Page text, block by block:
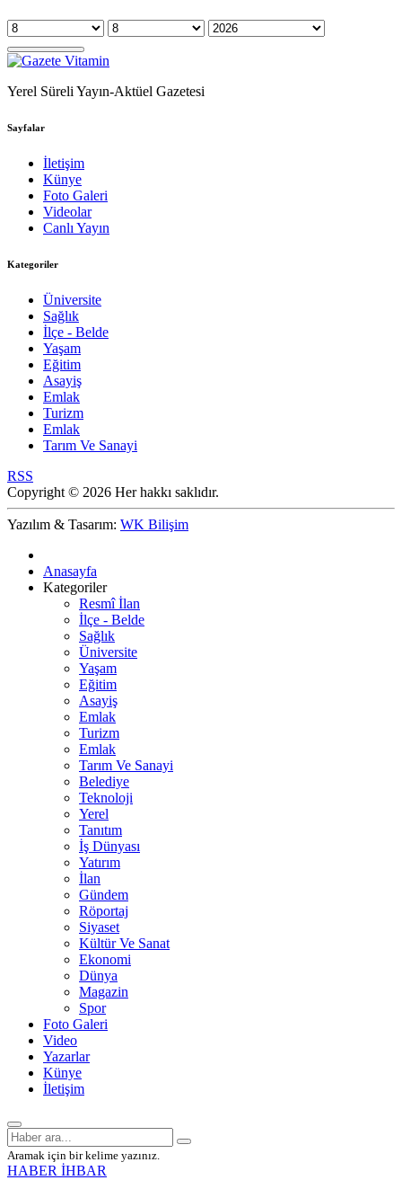
Yerel Süreli Yayın-Aktüel Gazetesi
Sayfalar
İletişim
Künye
Foto Galeri
Videolar
Canlı Yayın
Kategoriler
Üniversite
Sağlık
İlçe - Belde
Yaşam
Eğitim
Asayiş
Emlak
Turizm
Emlak
Tarım Ve Sanayi
RSS
Copyright © 2026 Her hakkı saklıdır.
Yazılım & Tasarım: WK Bilişim
Anasayfa
Kategoriler
Resmî İlan
İlçe - Belde
Sağlık
Üniversite
Yaşam
Eğitim
Asayiş
Emlak
Turizm
Emlak
Tarım Ve Sanayi
Belediye
Teknoloji
Yerel
Tanıtım
İş Dünyası
Yatırım
İlan
Gündem
Röportaj
Siyaset
Kültür Ve Sanat
Ekonomi
Dünya
Magazin
Spor
Foto Galeri
Video
Yazarlar
Künye
İletişim
Aramak için bir kelime yazınız.
HABER İHBAR